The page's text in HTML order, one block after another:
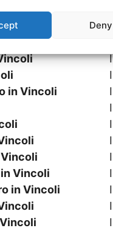
Deny
Vincoli
in Vincoli
Vincoli
in Vincoli